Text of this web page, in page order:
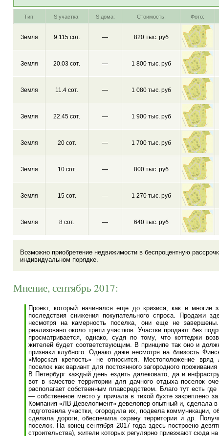
Тип: S участка: S дома: Стоимость: Фото:
Земля 9.115 сот. — 820 тыс. руб
Земля 20.03 сот. — 1 800 тыс. руб
Земля 11.4 сот. — 1 080 тыс. руб
Земля 22.45 сот. — 1 900 тыс. руб
Земля 20 сот. — 1 700 тыс. руб
Земля 10 сот. — 800 тыс. руб
Земля 15 сот. — 1 270 тыс. руб
Земля 8 сот. — 640 тыс. руб
Возможно приобретение недвижимости в беспроцентную
индивидуальном порядке.
Мнение, сентябрь 2017:
Проект, который начинался еще до кризиса, как и многие
последствия снижения покупательного спроса. Продажи
несмотря на камерность поселка, они еще не
реализовано около трети участков. Участки продают без
просматривается, однако, судя по тому, что коттеджи
жителей будет соответствующим. В принципе так оно и
признаки клубного. Однако даже несмотря на близость
«Морская крепость» не относится. Местоположение вряд
поселок как вариант для постоянного загородного
В Петербург каждый день ездить далековато, да и
вот в качестве территории для дачного отдыха поселок
располагает собственным плавсредством. Благо тут есть
— собственное место у причала в тихой бухте закреплено
Компания «ЛВ-Девелопмент» девелопер опытный и, сделала в
подготовила участки, огородила их, подвела коммуникации,
сделала дороги, обеспечила охрану территории и др.
поселок. На конец сентября 2017 года здесь построено
строительства), жители которых регулярно приезжают сюда